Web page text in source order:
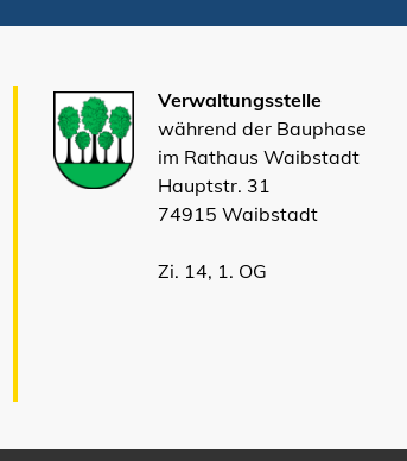
Verwaltungsstelle
während der Bauphase
im Rathaus Waibstadt
Hauptstr. 31
74915 Waibstadt
Zi. 14, 1. OG